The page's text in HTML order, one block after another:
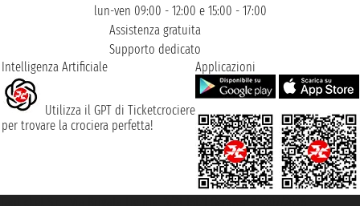
lun-ven 09:00 - 12:00 e 15:00 - 17:00
Assistenza gratuita
Supporto dedicato
Intelligenza Artificiale
Utilizza il GPT di Ticketcrociere
per trovare la crociera perfetta!
Applicazioni